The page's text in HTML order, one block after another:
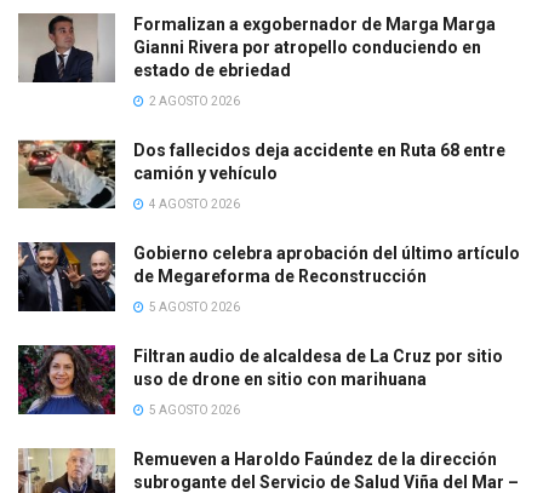
Formalizan a exgobernador de Marga Marga
Gianni Rivera por atropello conduciendo en
estado de ebriedad
2 AGOSTO 2026
Dos fallecidos deja accidente en Ruta 68 entre
camión y vehículo
4 AGOSTO 2026
Gobierno celebra aprobación del último artículo
de Megareforma de Reconstrucción
5 AGOSTO 2026
Filtran audio de alcaldesa de La Cruz por sitio
uso de drone en sitio con marihuana
5 AGOSTO 2026
Remueven a Haroldo Faúndez de la dirección
subrogante del Servicio de Salud Viña del Mar –